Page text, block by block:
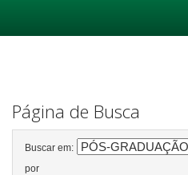
Página de Busca
Buscar em:
por